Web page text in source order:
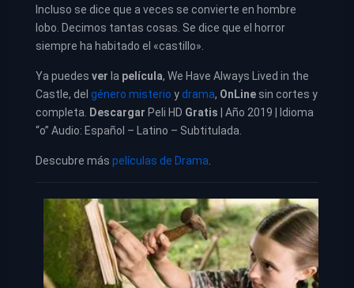
Incluso se dice que a veces se convierte en hombre
lobo. Decimos tantas cosas. Se dice que el horror
siempre ha habitado el «castillo».
Ya puedes ver la película, We Have Always Lived in the
Castle, del género misterio ydrama, OnLine sin cortes y
completa.
Descargar Peli HD Gratis | Año 2019 | Idioma
“o” Audio: Español – Latino – Subtitulada.
Descubre más películas de Drama